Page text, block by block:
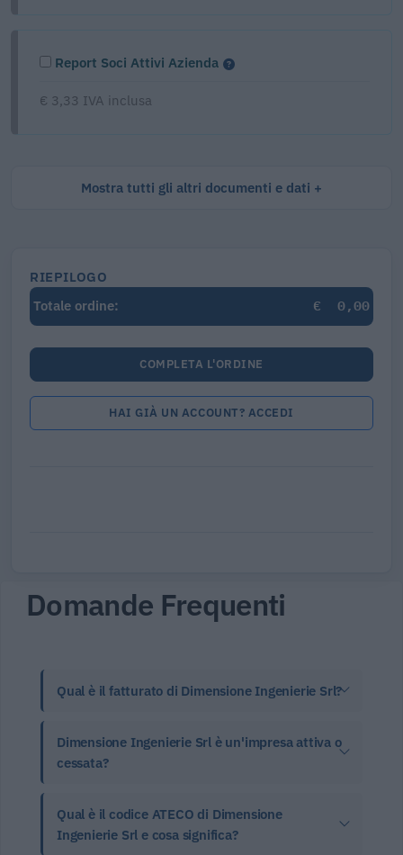
Report Soci Attivi Azienda
€ 3,33 IVA inclusa
Mostra tutti gli altri documenti e dati
RIEPILOGO
Totale ordine:
€ 0,00
COMPLETA L'ORDINE
HAI GIÀ UN ACCOUNT? ACCEDI
Domande Frequenti
Qual è il fatturato di Dimensione Ingenierie Srl?
Dimensione Ingenierie Srl è un'impresa attiva o
cessata?
Qual è il codice ATECO di Dimensione
Ingenierie Srl e cosa significa?